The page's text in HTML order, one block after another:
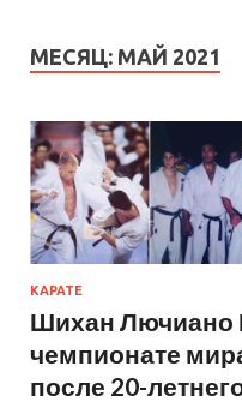
МЕСЯЦ: МАЙ 2021
КАРАТЕ
Шихан Лючиано
чемпионате
после 20-